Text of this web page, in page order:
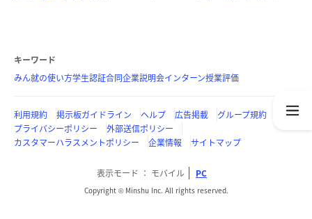
キーワード
みん就の使い方学生認証合同企業説明会インターン授業評価
利用規約 掲示板ガイドライン ヘルプ 広告掲載
グループ規約
プライバシーポリシー
外部送信ポリシー
カスタマーハラスメントポリシー
企業情報 サイトマップ
表示モード モバイル PC
Copyright © Minshu Inc. All rights reserved.